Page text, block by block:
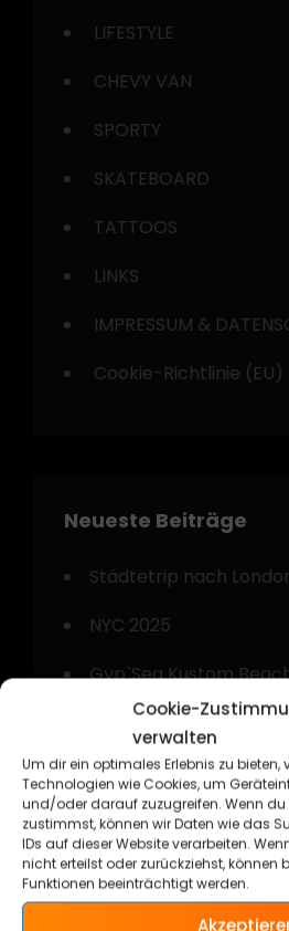
Cookie-
verwalten
Um dir ein optimales Erlebnis zu bieten,
Technologien wie Cookies, um
und/oder darauf zuzugreifen. Wenn
zustimmst, können wir Daten wie das
IDs auf dieser Website verarbeiten.
nicht erteilst oder zurückziehst, können
Funktionen beeinträchtigt werden.
LIFESTYLE
CHEVY VAN
SPORTY
SKATEBOARD
TATTOOS
LINKS
IMPRESSUM &
Cookie-Richtlinie (EU)
Neueste Beiträge
Städtetrip nach
NYC 2025
Gyp`Sea Kustom
Kurztrip nach
Technorama Kassel